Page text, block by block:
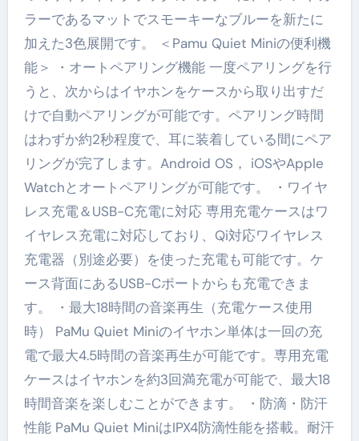
ラーであるマットでスモーキーなブルーを新たに
加えた3色展開です。 ＜Pamu Quiet Miniの便利機
能＞ ・オートペアリング機能 一度ペアリングを行
うと、次からはイヤホンをケースから取り出すだ
けで自動ペアリングが可能です。ペアリング時間
はわずか約2秒程度で、耳に装着している間にペア
リングが完了します。Android OS， iOSやApple
Watchとオートペアリングが可能です。 ・ワイヤ
レス充電＆USB-C充電に対応 専用充電ケースはワ
イヤレス充電に対応しており、Qi対応ワイヤレス
充電器（別途必要）を使った充電も可能です。ケ
ース背面にあるUSB-Cポートからも充電できま
す。 ・最大18時間の音楽再生（充電ケース使用
時） PaMu Quiet Miniのイヤホン単体は一回の充
電で最大4.5時間の音楽再生が可能です。専用充電
ケースはイヤホンを約3回満充電が可能で、最大18
時間音楽を楽しむことができます。 ・防滴・防汗
性能 PaMu Quiet MiniはIPX4防滴性能を搭載。耐汗